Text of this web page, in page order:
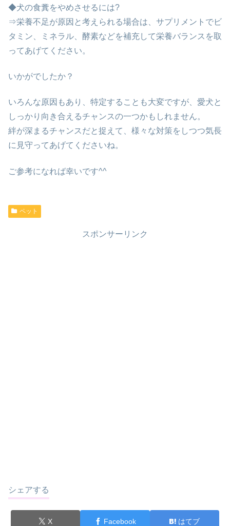
◆犬の食糞をやめさせるには?
⇒栄養不足が原因と考えられる場合は、サプリメントでビ
タミン、ミネラル、酵素などを補充して栄養バランスを取
ってあげてください。
いかがでしたか？
いろんな原因もあり、特定することも大変ですが、愛犬と
しっかり向き合えるチャンスの一つかもしれません。
絆が深まるチャンスだと捉えて、様々な対策をしつつ気長
に見守ってあげてくださいね。
ご参考になれば幸いです^^
ペット
スポンサーリンク
シェアする
X Facebook はてブ